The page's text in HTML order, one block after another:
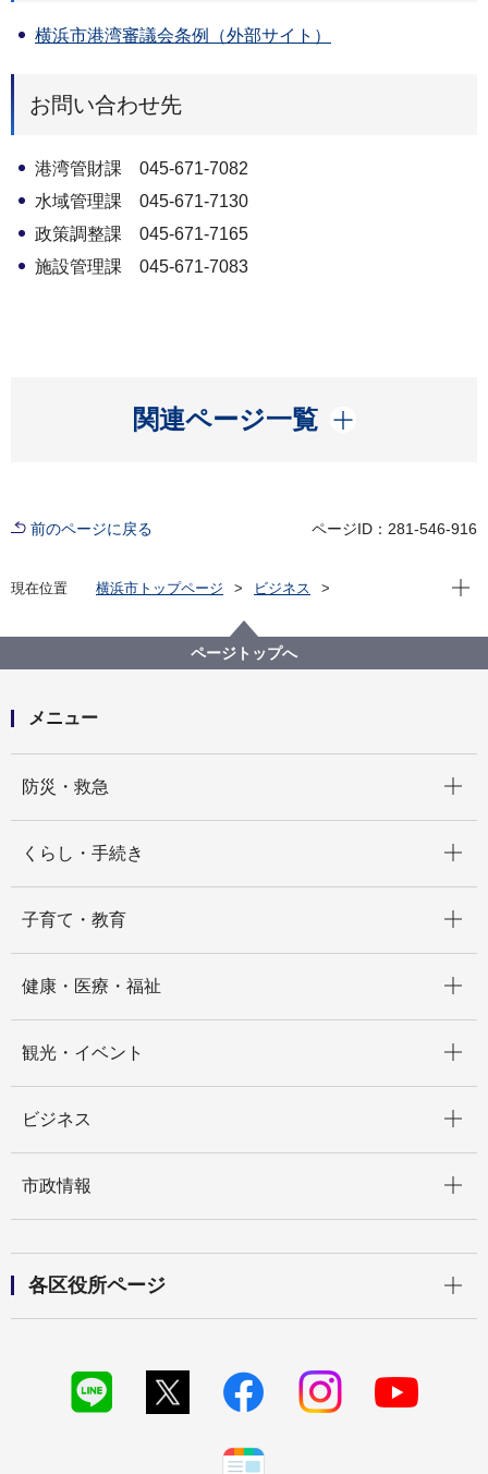
横浜市港湾審議会条例（外部サイト）
お問い合わせ先
港湾管財課 045-671-7082
水域管理課 045-671-7130
政策調整課 045-671-7165
施設管理課 045-671-7083
関連ページ一覧
開く
前のページに戻る ページID：281-546-916
現在位置 横浜市トップページ
ビジネス
現在
ページトップへ
メニュー
防災・救急
くらし・手続き
子育て・教育
健康・医療・福祉
観光・イベント
ビジネス
市政情報
各区役所ページ